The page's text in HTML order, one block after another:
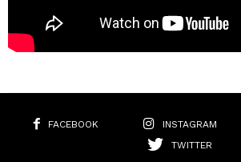
FACEBOOK INSTAGRAM
TWITTER